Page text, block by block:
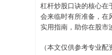
杠杆炒股口诀的核心
会来临时有所准备，在
实用指南，助你在股市
（本文仅供参考专业